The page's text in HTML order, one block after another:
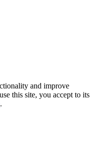
and improve
this site, you accept to its
.